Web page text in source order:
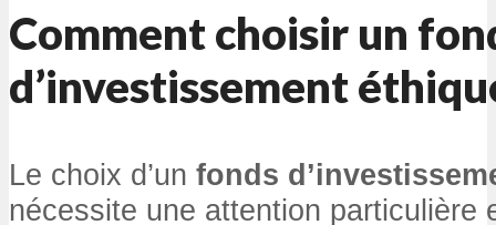
Comment choisir un
d’investissement
Le choix d’un fonds
nécessite une attention particulière